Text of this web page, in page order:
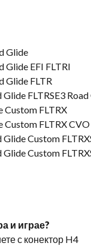
Glide
Glide EFI FLTRI
Glide FLTR
FLTRSE3 Road
Custom FLTRX
FLTRX
Custom
Custom
и играе?
с конектор H4